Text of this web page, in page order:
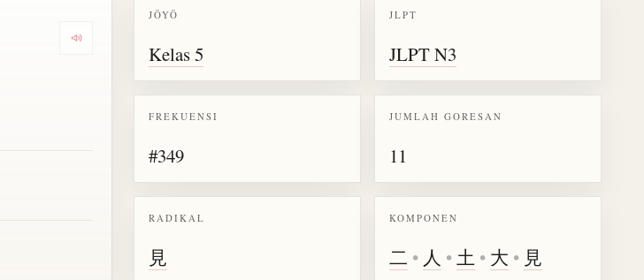
Dengarkan semua bacaan untuk kanji 規
JŌYŌ
Kelas 5
JLPT
JLPT N3
FREKUENSI
#349
JUMLAH GORESAN
11
RADIKAL
見
KOMPONEN
二 • 人 •土 • 大 • 見